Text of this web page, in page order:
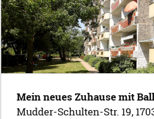
Mein neues Zuhause mit
Mudder-Schulten-Str. 19,